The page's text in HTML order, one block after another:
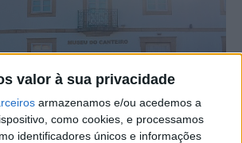
valor à sua privacidade
armazenamos e/ou acedemos a
como cookies, e processamos
identificadores únicos e informações